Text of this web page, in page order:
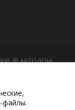
® АВТОДОМ
интернет-
характер
материалов
файлы.